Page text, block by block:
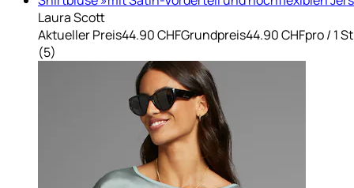
Laura Scott
Aktueller Preis44.90 CHFGrundpreis44.90 CHFpro/ 1
(5)